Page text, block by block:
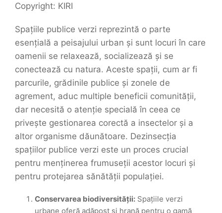
Copyright: KIRI
Spațiile publice verzi reprezintă o parte
esențială a peisajului urban și sunt locuri în care
oamenii se relaxează, socializează și se
conectează cu natura. Aceste spații, cum ar fi
parcurile, grădinile publice și zonele de
agrement, aduc multiple beneficii comunității,
dar necesită o atenție specială în ceea ce
privește gestionarea corectă a insectelor și a
altor organisme dăunătoare. Dezinsecția
spațiilor publice verzi este un proces crucial
pentru menținerea frumuseții acestor locuri și
pentru protejarea sănătății populației.
Conservarea biodiversității: Spațiile verzi
urbane oferă adăpost și hrană pentru o gamă